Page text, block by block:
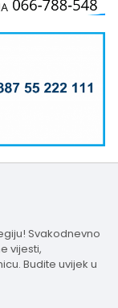
Svakodnevno
vijesti,
Budite uvijek u